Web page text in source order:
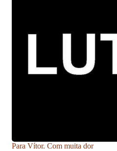
Para Vítor. Com muita dor